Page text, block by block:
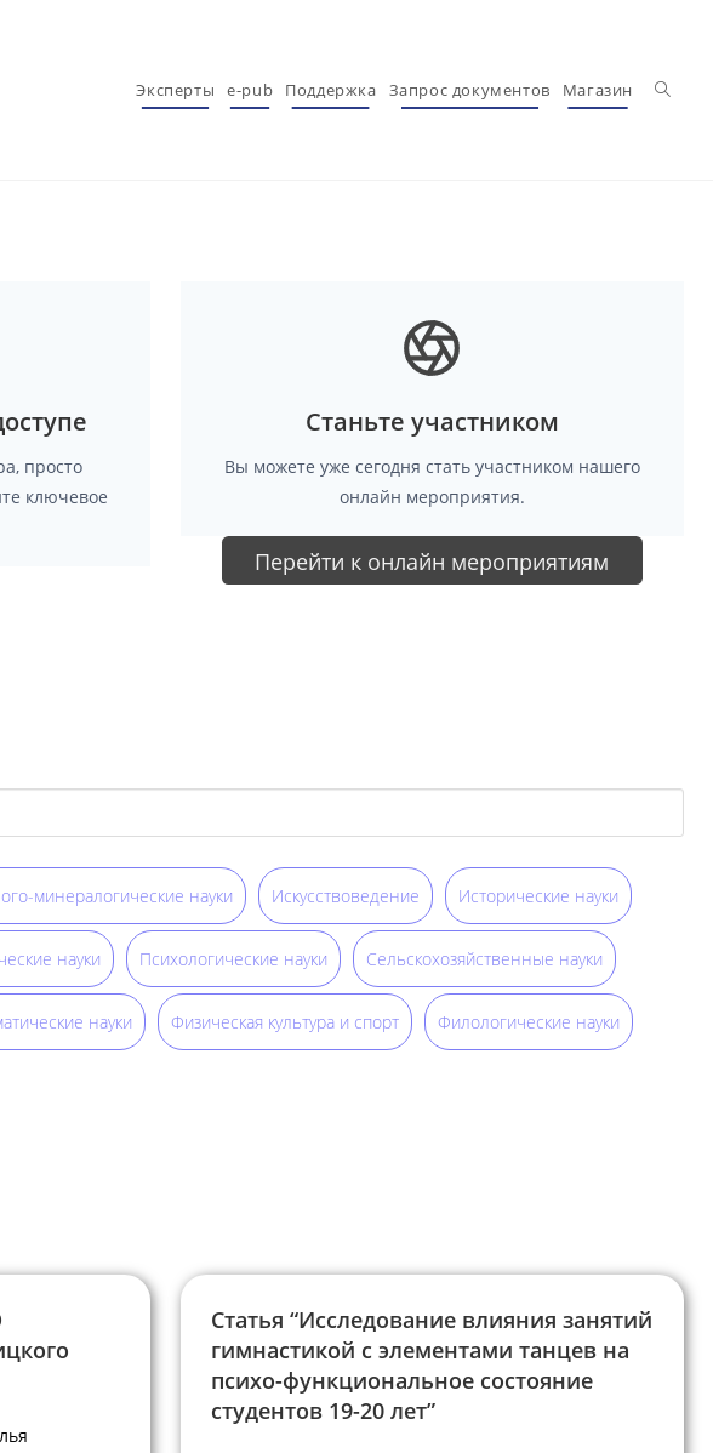
Эксперты e-pub Поддержка Запрос документов Магазин
просто
ключевое
Станьте участником
Вы можете уже сегодня стать участником нашего
онлайн мероприятия.
Перейти к онлайн мероприятиям
минералогические науки Искусствоведение Исторические науки
науки Психологические науки Сельскохозяйственные науки
науки Физическая культура и спорт Филологические науки
Статья “Исследование влияния занятий
гимнастикой с элементами танцев на
психо-функциональное состояние
студентов 19-20 лет”